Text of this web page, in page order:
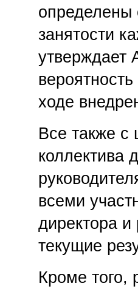
определены
занятости
утверждает
ходе
Все также с
коллектива
всеми
директора и
текущие
Кроме того,